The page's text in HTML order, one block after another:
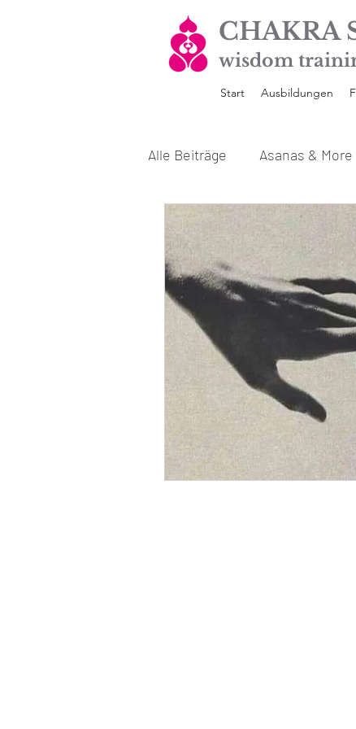
CHAKRA
wisdom
Start Ausbildungen
Alle Beiträge Asanas & More
Unsere Yoga Ausbildungen